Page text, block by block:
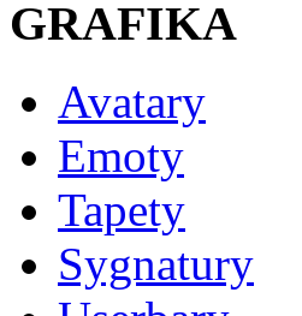
GRAFIKA
Avatary
Emoty
Tapety
Sygnatury